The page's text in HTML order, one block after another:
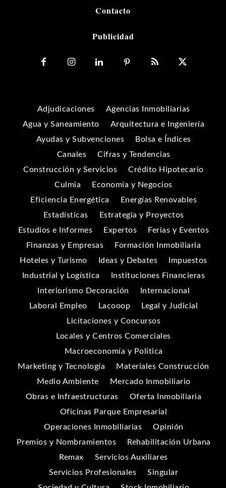
Contacto
Publicidad
Adjudicaciones
Agencias Inmobiliarias
Agua y Saneamiento
Arquitectura e Ingeniería
Ayudas y Subvenciones
Bolsa e Índices
Canales
Cifras y Tendencias
Construcción y Servicios
Crédito Hipotecario
Culmia
Economía y Negocios
Eficiencia Energética
Energías Renovables
Estadísticas
Estrategia y Proyectos
Estudios e Informes
Expertos
Ferias y Eventos
Finanzas y Empresas
Formación Inmobiliaria
Hoteles y Turismo
Ideas y Debates
Impuestos
Industrial y Logística
Instituciones Financieras
Interiorismo Decoración
Internacional
Laboral Empleo
Lacooop
Legal y Judicial
Licitaciones y Concursos
Locales y Centros Comerciales
Macroeconomía y Política
Marketing y Tecnología
Materiales Construcción
Medio Ambiente
Mercado Inmobiliario
Obras e Infraestructuras
Oferta Inmobiliaria
Oficinas Parque Empresarial
Operaciones Inmobiliarias
Opinión
Premios y Nombramientos
Rehabilitación Urbana
Remax
Servicios Auxiliares
Servicios Profesionales
Singular